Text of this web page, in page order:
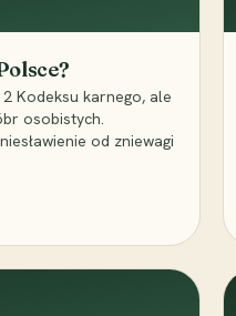
Kodeksu karnego, ale
osobistych.
od zniewagi